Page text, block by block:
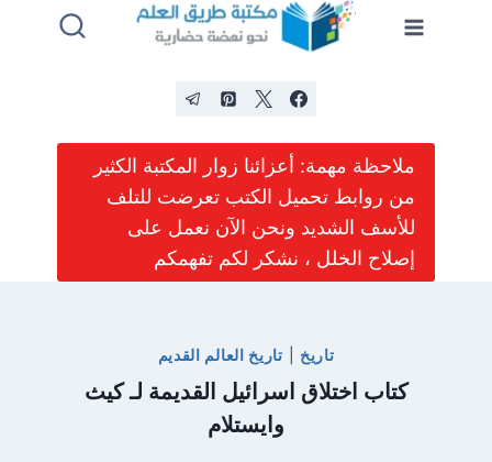
ملاحظة مهمة: أعزائنا زوار المكتبة الكثير
من روابط تحميل الكتب تعرضت للتلف
للأسف الشديد ونحن الآن نعمل على
إصلاح الخلل ، نشكر لكم تفهمكم
تاريخ تاريخ العالم القديم
كتاب اختلاق اسرائيل القديمة لـ كيث
وايستلام